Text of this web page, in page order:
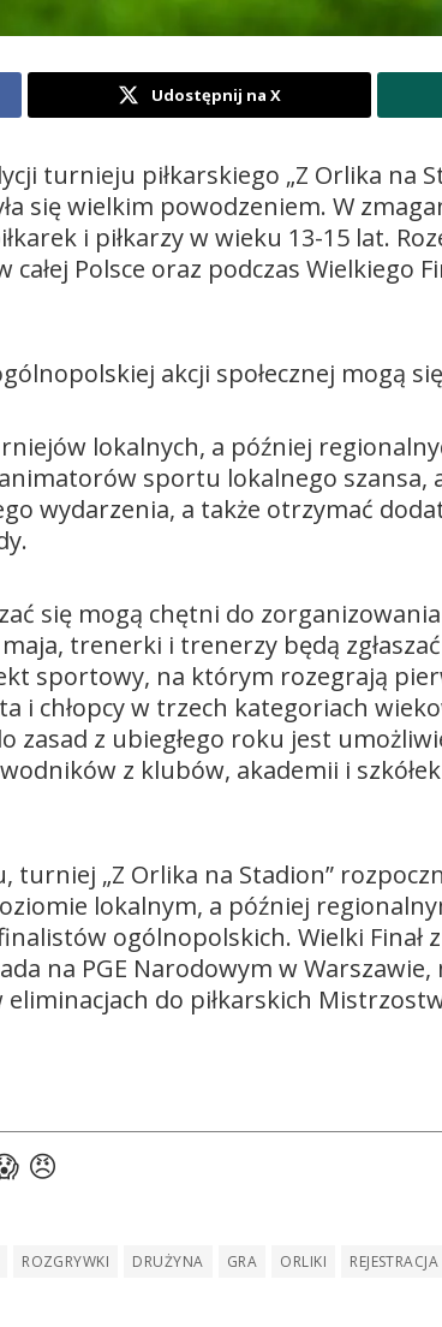
Udostępnij na X
turnieju piłkarskiego „Z Orlika na
się wielkim powodzeniem. W
i piłkarzy w wieku 13-15 lat.
Polsce oraz podczas Wielkiego
akcji społecznej mogą
lokalnych, a później
sportu lokalnego szansa,
wydarzenia, a także otrzymać
się mogą chętni do
trenerki i trenerzy będą
sportowy, na którym rozegrają
i chłopcy w trzech kategoriach
zasad z ubiegłego roku jest
z klubów, akademii i szkółek
turniej „Z Orlika na Stadion”
lokalnym, a później
ogólnopolskich. Wielki Finał
na PGE Narodowym w
do piłkarskich
ROZGRYWKI DRUŻYNA GRA ORLIKI REJESTRACJA